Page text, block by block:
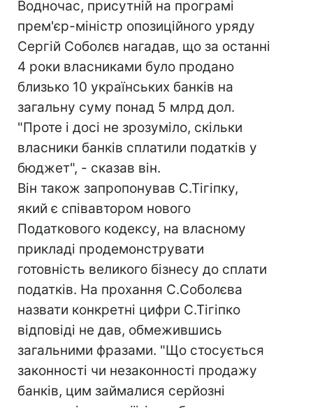
Водночас, присутній на програмі
прем'єр-міністр опозиційного уряду
Сергій Соболєв нагадав, що за останні
4 роки власниками було продано
близько 10 українських банків на
загальну суму понад 5 млрд дол.
"Проте і досі не зрозуміло, скільки
власники банків сплатили податків у
бюджет", - сказав він.
Він також запропонував С.Тігіпку,
який є співавтором нового
Податкового кодексу, на власному
прикладі продемонструвати
готовність великого бізнесу до сплати
податків. На прохання С.Соболєва
назвати конкретні цифри С.Тігіпко
відповіді не дав, обмежившись
загальними фразами. "Що стосується
законності чи незаконності продажу
банків, цим займалися серйозні